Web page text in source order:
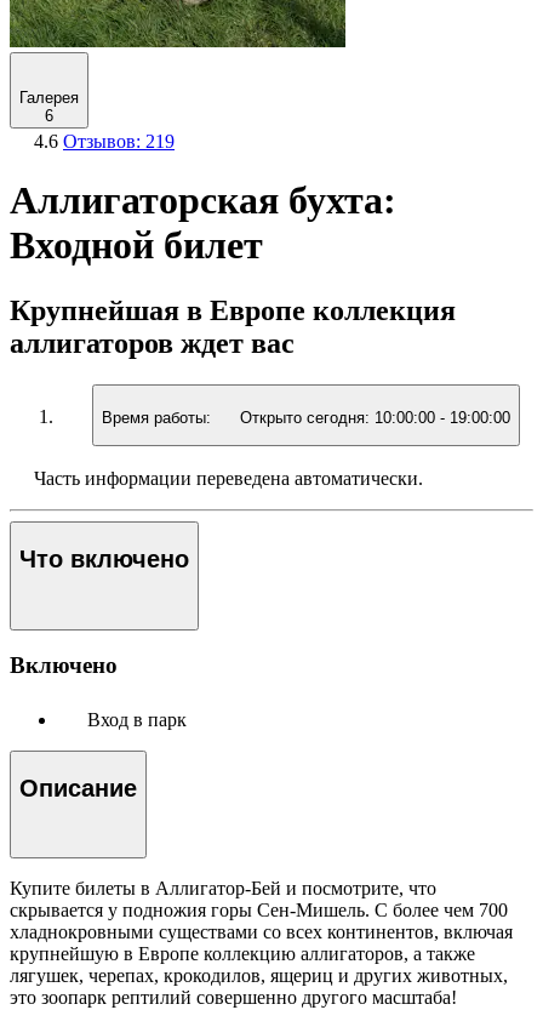
Галерея
6
4.6 Отзывов: 219
Аллигаторская бухта:
Входной билет
Крупнейшая в Европе коллекция
аллигаторов ждет вас
Время работы: Открыто сегодня: 10:00:00 - 19:00:00
Часть информации переведена автоматически.
Что включено
Включено
Вход в парк
Описание
Купите билеты в Аллигатор-Бей и посмотрите, что
скрывается у подножия горы Сен-Мишель. С более чем 700
хладнокровными существами со всех континентов, включая
крупнейшую в Европе коллекцию аллигаторов, а также
лягушек, черепах, крокодилов, ящериц и других животных,
это зоопарк рептилий совершенно другого масштаба!